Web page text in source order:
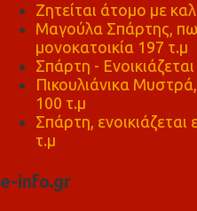
Ζητείται άτομο με
Μαγούλα Σπάρτης,
μονοκατοικία 197 τ.μ
Σπάρτη -
Πικουλιάνικα
100 τ.μ
Σπάρτη,
τ.μ
e-info.gr